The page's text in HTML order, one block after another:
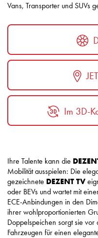
Vans, Transporter und SUVs
Im 3D-
Ihre Talente kann die
Mobilität ausspielen: Die
gezeichnete DEZENT TV
oder BEVs und wartet mit
ECE-Anbindungen in den
ihrer wohlproportionierten
Doppelspeichen sorgt sie
Fahrzeugen für einen